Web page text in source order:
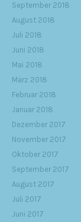
September 2018
August 2018
Juli 2018
Juni 2018
Mai 2018
März 2018
Februar 2018
Januar 2018
Dezember 2017
November 2017
Oktober 2017
September 2017
August 2017
Juli 2017
Juni 2017